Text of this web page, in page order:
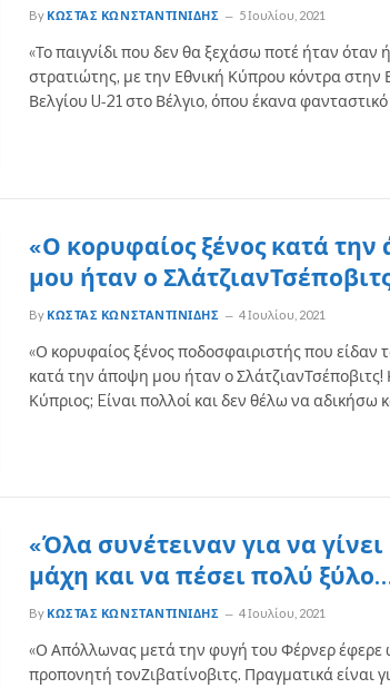
By ΚΏΣΤΑΣ ΚΩΝΣΤΑΝΤΙΝΊΔΗΣ 5 Ιουλίου, 2021
«Το παιγνίδι που δεν θα ξεχάσω ποτέ ήταν όταν
στρατιώτης, με την Εθνική Κύπρου κόντρα στην
Βελγίου U-21 στο Βέλγιο, όπου έκανα φανταστικό
«Ο κορυφαίος ξένος κατά
μου ήταν ο
By ΚΏΣΤΑΣ ΚΩΝΣΤΑΝΤΙΝΊΔΗΣ 4 Ιουλίου, 2021
«Ο κορυφαίος ξένος ποδοσφαιριστής που είδαν
κατά την άποψη μου ήταν ο ΣλάτζιανΤσέποβιτς!
Κύπριος; Eίναι πολλοί και δεν θέλω να αδικήσω
«Όλα συνέτειναν για να γίνει
μάχη και να πέσει πολύ
By ΚΏΣΤΑΣ ΚΩΝΣΤΑΝΤΙΝΊΔΗΣ 4 Ιουλίου, 2021
«Ο Απόλλωνας μετά την φυγή του Φέρνερ έφερε
προπονητή τονΖιβατίνοβιτς. Πραγματικά είναι